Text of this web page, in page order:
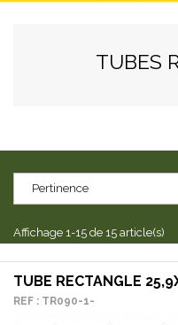
TUBES
Pertinence
Affichage 1-15 de 15 article(s)
TUBE RECTANGLE
REF : TR090-1-